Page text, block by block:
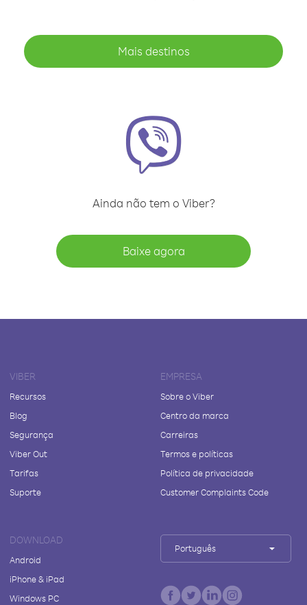
Mais destinos
Ainda não tem o Viber?
Baixe agora
VIBER
Recursos
Blog
Segurança
Viber Out
Tarifas
Suporte
EMPRESA
Sobre o Viber
Centro da marca
Carreiras
Termos e políticas
Política de privacidade
Customer Complaints Code
DOWNLOAD
Android
iPhone & iPad
Windows PC
Português